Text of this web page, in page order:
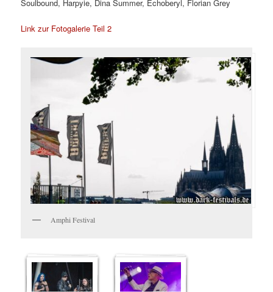
Soulbound, Harpyie, Dina Summer, Echoberyl, Florian Grey
Link zur Fotogalerie Teil 2
Amphi Festival